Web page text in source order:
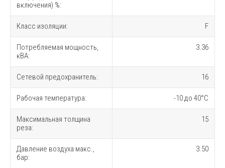
включения) %:
Класс изоляции: F
Потребляемая мощность,
кВА:
3.36
Сетевой предохранитель: 16
Рабочая температура: -10 до 40°С
Максимальная толщина
реза:
15
Давление воздуха макс.,
бар:
3.50